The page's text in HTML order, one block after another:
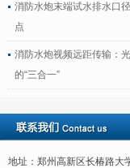
消防水炮末端试水排水口
点
消防水炮视频远距传输：
的“三合一”
地址：郑州高新区长椿路大